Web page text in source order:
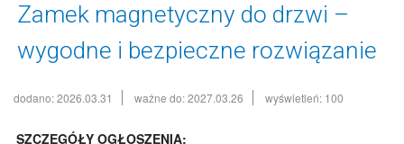
Zamek magnetyczny do drzwi –
wygodne i bezpieczne rozwiązanie
dodano: 2026.03.31 ważne do: 2027.03.26 wyświetleń: 100
SZCZEGÓŁY OGŁOSZENIA: